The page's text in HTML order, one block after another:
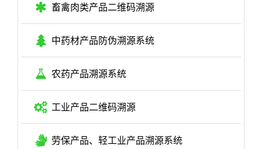
畜禽肉类产品二维码溯源
中药材产品防伪溯源系统
农药产品溯源系统
工业产品二维码溯源
劳保产品、轻工业产品溯源系统